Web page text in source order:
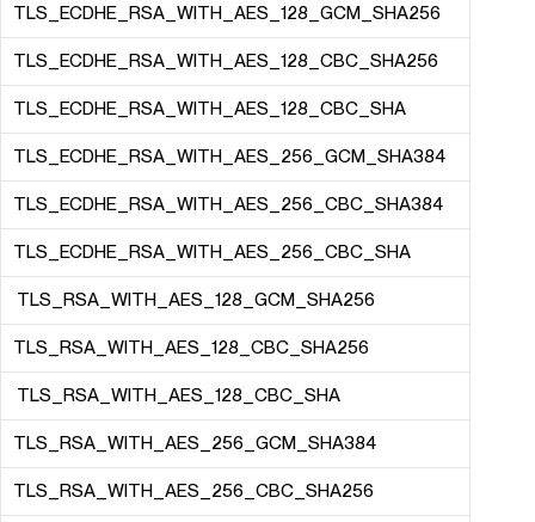
TLS_ECDHE_RSA_WITH_AES_128_GCM_SHA256
TLS_ECDHE_RSA_WITH_AES_128_CBC_SHA256
TLS_ECDHE_RSA_WITH_AES_128_CBC_SHA
TLS_ECDHE_RSA_WITH_AES_256_GCM_SHA384
TLS_ECDHE_RSA_WITH_AES_256_CBC_SHA384
TLS_ECDHE_RSA_WITH_AES_256_CBC_SHA
TLS_RSA_WITH_AES_128_GCM_SHA256
TLS_RSA_WITH_AES_128_CBC_SHA256
TLS_RSA_WITH_AES_128_CBC_SHA
TLS_RSA_WITH_AES_256_GCM_SHA384
TLS_RSA_WITH_AES_256_CBC_SHA256